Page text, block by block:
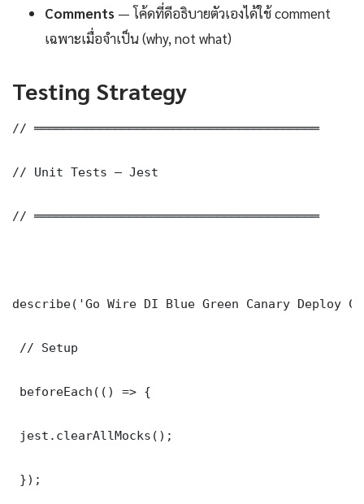
Comments — โค้ดที่ดีอธิบายตัวเองได้ใช้ comment
เฉพาะเมื่อจำเป็น (why, not what)
Testing Strategy
// ═══════════════════════════════════════
// Unit Tests — Jest
// ═══════════════════════════════════════
describe('Go Wire DI Blue Green Canary Deploy
// Setup
beforeEach(() => {
jest.clearAllMocks();
});